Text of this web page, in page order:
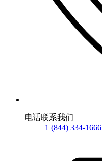
电话联系我们
1 (844) 334-1666